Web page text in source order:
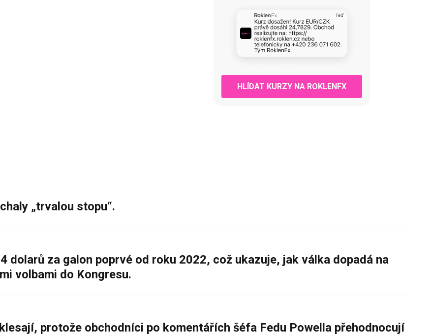
HLÍDAT KURZY NA ROKLENFX
„trvalou stopu“.
dolarů za galon poprvé od roku 2022, což ukazuje, jak válka dopadá na
volbami do Kongresu.
protože obchodníci po komentářích šéfa Fedu Powella přehodnocují